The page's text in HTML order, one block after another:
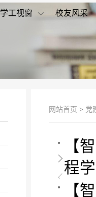
学工视窗 校友风采
网站首页 > 党
【
程
【